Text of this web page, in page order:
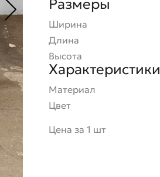
Размеры
Ширина
Длина
Высота
Характеристики
Материал
Цвет
Цена за 1 шт